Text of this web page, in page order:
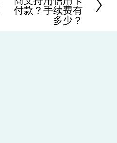
付款？手续费有
多少？